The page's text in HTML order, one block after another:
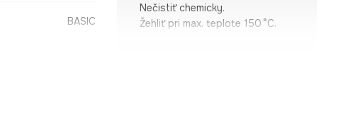
BASIC
Nečistiť chemicky.
Žehliť pri max. teplote 150 °C.